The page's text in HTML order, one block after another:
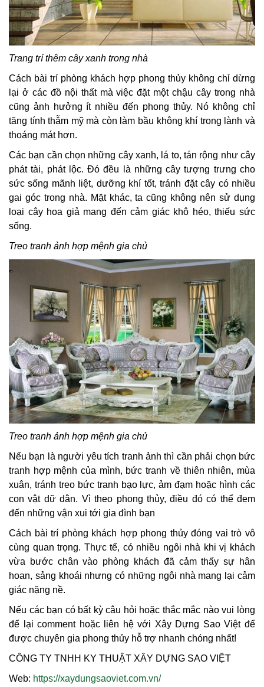
Trang trí thêm cây xanh trong nhà
Cách bài trí phòng khách hợp phong thủy không chỉ dừng
lại ở các đồ nội thất mà việc đặt một chậu cây trong nhà
cũng ảnh hưởng ít nhiều đến phong thủy. Nó không chỉ
tăng tính thẫm mỹ mà còn làm bầu không khí trong lành và
thoáng mát hơn.
Các bạn cần chọn những cây xanh, lá to, tán rộng như cây
phát tài, phát lộc. Đó đều là những cây tượng trưng cho
sức sống mãnh liệt, dưỡng khí tốt, tránh đặt cây có nhiều
gai góc trong nhà. Mặt khác, ta cũng không nên sử dụng
loại cây hoa giả mang đến cảm giác khô héo, thiếu sức
sống.
Treo tranh ảnh hợp mệnh gia chủ
Treo tranh ảnh hợp mệnh gia chủ
Nếu bạn là người yêu tích tranh ảnh thì cần phải chọn bức
tranh hợp mệnh của mình, bức tranh về thiên nhiên, mùa
xuân, tránh treo bức tranh bạo lực, ảm đạm hoặc hình các
con vật dữ dằn. Vì theo phong thủy, điều đó có thể đem
đến những vận xui tới gia đình bạn
Cách bài trí phòng khách hợp phong thủy đóng vai trò vô
cùng quan trọng. Thực tế, có nhiều ngôi nhà khi vị khách
vừa bước chân vào phòng khách đã cảm thấy sự hân
hoan, sảng khoái nhưng có những ngôi nhà mang lại cảm
giác nặng nề.
Nếu các bạn có bất kỳ câu hỏi hoặc thắc mắc nào vui lòng
để lại comment hoặc liên hệ với Xây Dựng Sao Việt để
được chuyên gia phong thủy hỗ trợ nhanh chóng nhất!
CÔNG TY TNHH KY THUẬT XÂY DỰNG SAO VIỆT
Web: https://xaydungsaoviet.com.vn/